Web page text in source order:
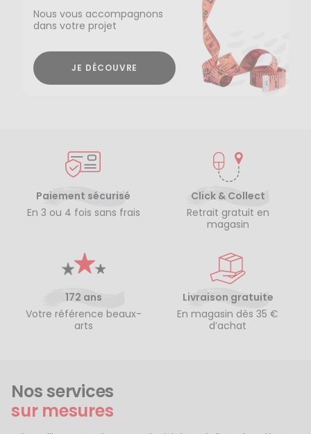
Nous vous accompagnons
dans votre projet
JE DÉCOUVRE
Paiement sécurisé
En 3 ou 4 fois sans frais
Click & Collect
Retrait gratuit en
magasin
172 ans
Votre référence beaux-
arts
Livraison gratuite
En magasin dès 35 €
d’achat
Nos services
sur mesures